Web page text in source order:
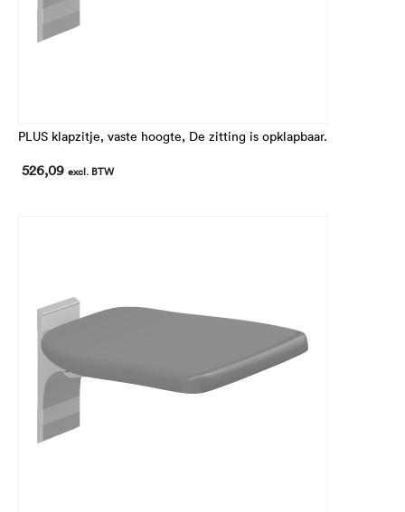
PLUS klapzitje, vaste hoogte, De zitting is opklapbaar.
526,09 excl. BTW